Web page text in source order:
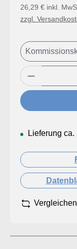
26,29 € inkl.
zzgl.
Produkt
Lieferung
Vergleichen